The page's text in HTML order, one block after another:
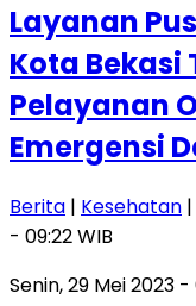
Layanan
Kota
Pelayanan
Emergensi
Berita | Kesehatan |
- 09:22 WIB
Senin, 29 Mei 2023 -